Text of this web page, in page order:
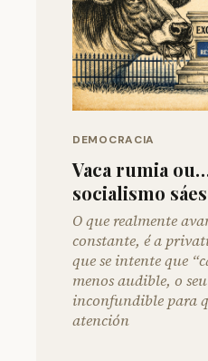
DEMOCRACIA
Vaca rumia
socialismo
O que realmente
constante, é a
que se intente que
menos audible, o
inconfundible para
atención